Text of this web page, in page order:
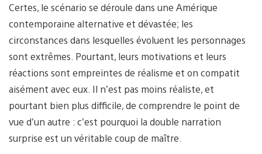
Certes, le scénario se déroule dans une Amérique
contemporaine alternative et dévastée; les
circonstances dans lesquelles évoluent les personnages
sont extrêmes. Pourtant, leurs motivations et leurs
réactions sont empreintes de réalisme et on compatit
aisément avec eux. Il n’est pas moins réaliste, et
pourtant bien plus difficile, de comprendre le point de
vue d’un autre : c’est pourquoi la double narration
surprise est un véritable coup de maître.